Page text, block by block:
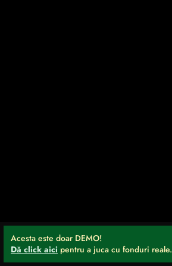
Acesta este doar DEMO!
Dă click aici pentru a juca cu fonduri reale.